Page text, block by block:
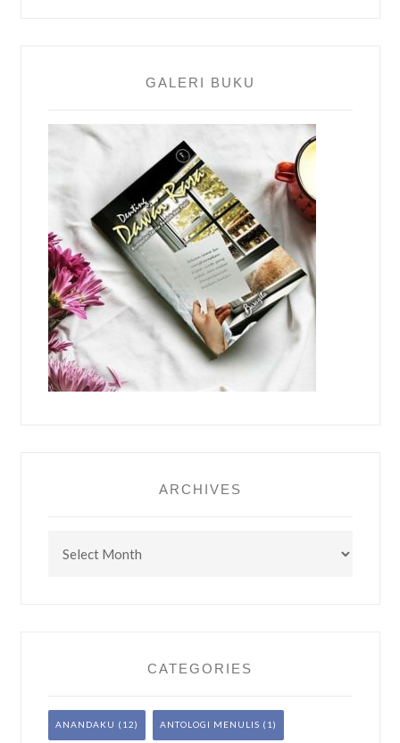
GALERI BUKU
ARCHIVES
CATEGORIES
ANANDAKU (12) ANTOLOGI MENULIS (1)